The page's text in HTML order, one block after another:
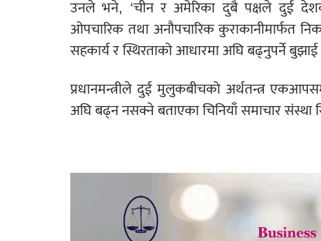
उनले भने, ‘चीन र अमेरिका दुबै पक्षले दुई
ओपचारिक तथा अनौपचारिक कुराकानीमार्फत
सहकार्य र स्थिरताको आधारमा अघि बढ्नुपर्ने
प्रधानमन्त्रीले दुई मुलुकबीचको अर्थतन्त्र
अघि बढ्न नसक्ने बताएका चिनियाँ समाचार संस्था